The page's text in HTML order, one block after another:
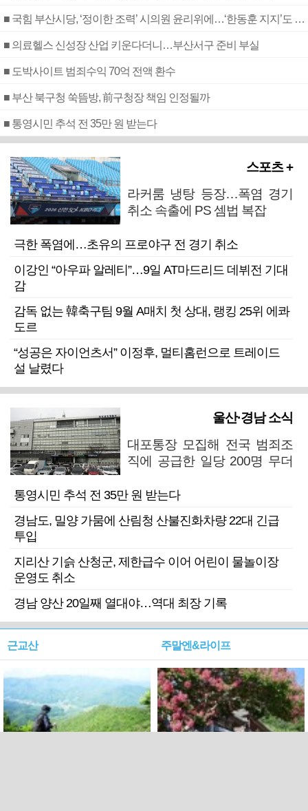
■ 국힘 부산시당, ‘정이한 조력’ 시의원 윤리위에…‘한동훈 지지’도 신고접수
■ 의료헬스 신성장 산업 키운다더니…부산서구 준비 부실
■ 도박사이트 범죄수익 70억 전액 환수
■ 부산 북구청 쑥뜸방, 前구청장 책임 인정될까
■ 통영시민 추석 전 35만 원 받는다
스포츠 +
라커룸 냉탕 등장…폭염 경기
취소 속출에 PS 셈법 복잡
극한 폭염에…초유의 프로야구 전 경기 취소
이강인 “아우파 알레티”…9일 AT마드리드 데뷔전 기대
감
감독 없는 韓축구팀 9월 A매치 첫 상대, 랭킹 25위 에콰
도르
“성공은 자이언츠서” 이정후, 멀티홈런으로 트레이드
설 날렸다
울산·경남 소식
대포통장 모집해 전국 범죄조
직에 공급한 일당 200명 무더
통영시민 추석 전 35만 원 받는다
경남도, 밀양 가뭄에 산림청 산불진화차량 22대 긴급
투입
지리산 기슭 산청군, 제한급수 이어 어린이 물놀이장
운영도 취소
경남 양산 20일째 열대야…역대 최장 기록
근교산 주말엔&라이프